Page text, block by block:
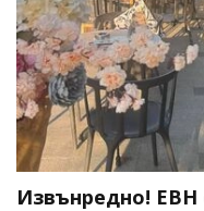
Извънредно! ЕВН